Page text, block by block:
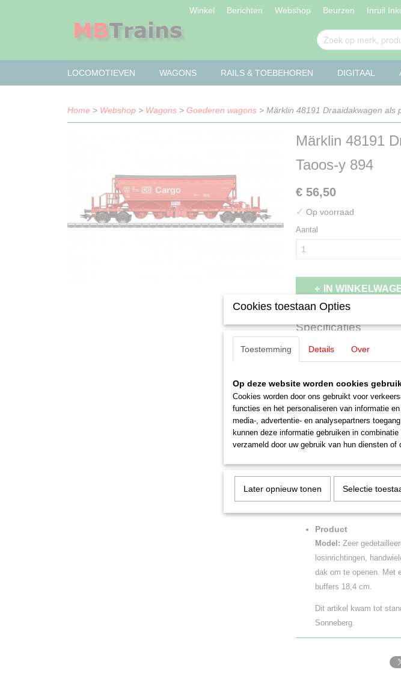
Winkel Berichten Webshop Beurzen Inruil
LOCOMOTIEVEN WAGONS RAILS & TOEBEHOREN DIGITAAL
Home > Webshop > Wagons > Goederen wagons > Märklin 48191 Draaidakwagen als
Märklin 48191
Taoos-y 894
€ 56,50
✓ Op voorraad
Aantal
IN
Specificaties
Productcode
EAN code
Staat
Omschrijving
Märklin 48191
type Taoos-y
Voorbeeld:Vierassige
inhoud van 67 m3.
Highlights
Zeer gedetailleerd
Product
Model: Zeer
losinrichtingen,
dak om te openen. Met
buffers 18,4 cm.
Dit artikel kwam tot
Sonneberg.
Cookies toestaan Opties
Toestemming Details Over
Op deze website worden cookies
Cookies worden door ons gebruikt voor
functies en het personaliseren van informatie
media-, advertentie- en analysepartners
kunnen deze informatie gebruiken in
verzameld door uw gebruik van hun diensten of
Later opnieuw tonen Selectie